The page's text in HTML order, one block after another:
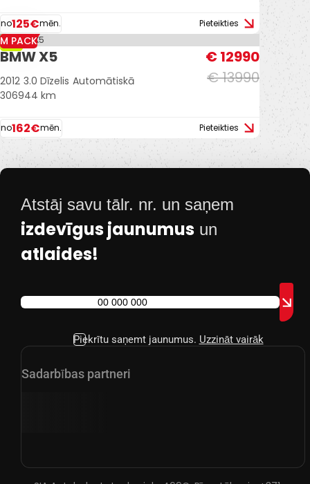
no125€mēn. Pieteikties
-7%
M PACK
BMW X5
€ 13990
€ 12990
2012 3.0 Dīzelis Automātiskā
306944 km
no162€mēn. Pieteikties
Atstāj savu tālr. nr. un saņem
izdevīgus jaunumus un
atlaides!
Piekrītu saņemt jaunumus. Uzzināt vairāk
Sadarbības partneri